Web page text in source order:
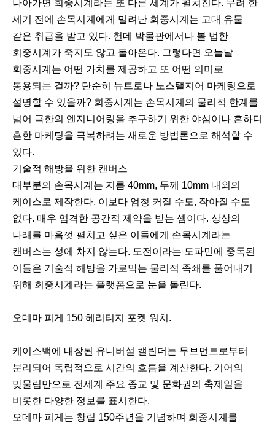
나아가면 회중시계라는 또 다른 세계가 펼쳐진다. 무려 한
세기 전에 손목시계에게 밀려난 회중시계는 고대 유물
같은 취급을 받고 있다. 헌데 박물관에서나 볼 법한
회중시계가 죽지도 않고 돌아온다. 그렇다면 오늘날
회중시계는 어떤 가치를 제공하고 또 어떤 의미로
통용되는 걸까? 단순히 뉴트로나 노스탤지어 마케팅으로
설명할 수 있을까? 회중시계는 손목시계의 물리적 한계를
넘어 극한의 엔지니어링을 추구하기 위한 야심이나 흔하디
흔한 마케팅을 극복하려는 새로운 방법론으로 해석할 수
있다.
기술적 해방을 위한 캔버스
대부분의 손목시계는 지름 40mm, 두께 10mm 내외의
케이스로 제작한다. 이보다 엄청 커질 수도, 작아질 수도
없다. 매우 엄격한 공간적 제약을 받는 셈이다. 상상의
나래를 마음껏 펼치고 싶은 이들에게 손목시계라는
캔버스는 성에 차지 않는다. 도전이라는 도파민에 중독된
이들은 기술적 해방을 가로막는 물리적 족쇄를 풀어내기
위해 회중시계라는 플랫폼으로 눈을 돌린다.
오데마 피게 150 헤리티지 포켓 워치.
케이스백에 내장된 유니버설 캘린더는 무브먼트로부터
분리되어 독립적으로 시간의 흐름을 계산한다. 기어의
맞물림만으로 전세계 주요 종교 및 문화권의 축제일을
비롯한 다양한 정보를 표시한다.
오데마 피게는 창립 150주년을 기념하며 회중시계를